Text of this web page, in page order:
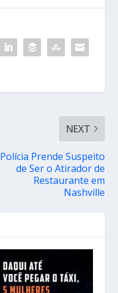
NEXT
Polícia Prende Suspeito
de Ser o Atirador de
Restaurante em
Nashville